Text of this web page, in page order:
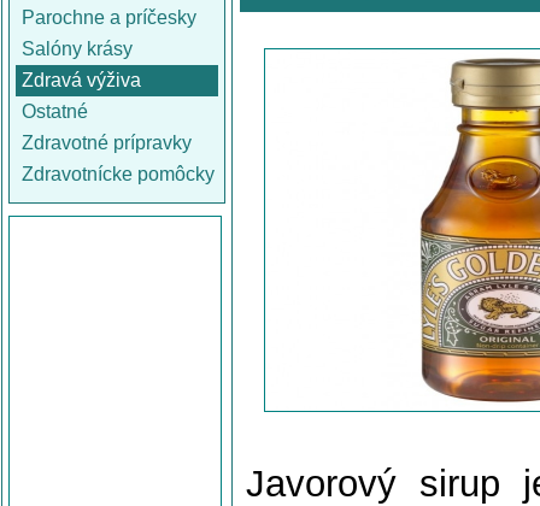
Parochne a príčesky
Salóny krásy
Zdravá výživa
Ostatné
Zdravotné prípravky
Zdravotnícke pomôcky
Javorový sirup